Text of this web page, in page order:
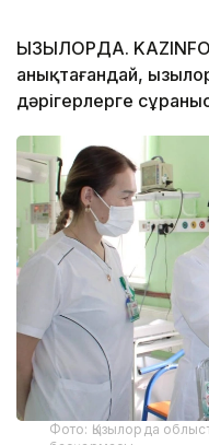
ҚЫЗЫЛОРДА.
анықтағандай,
дәрігерлерге
Фото: Қызылорда